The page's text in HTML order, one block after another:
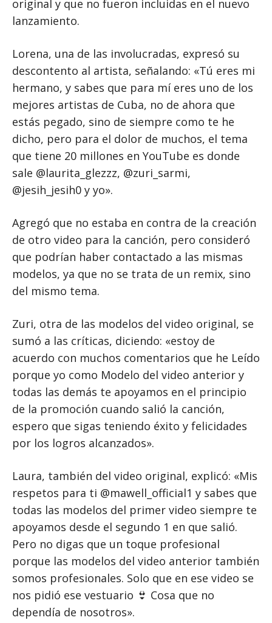
original y que no fueron incluidas en el nuevo
lanzamiento.
Lorena, una de las involucradas, expresó su
descontento al artista, señalando: «Tú eres mi
hermano, y sabes que para mí eres uno de los
mejores artistas de Cuba, no de ahora que
estás pegado, sino de siempre como te he
dicho, pero para el dolor de muchos, el tema
que tiene 20 millones en YouTube es donde
sale @laurita_glezzz, @zuri_sarmi,
@jesih_jesih0 y yo».
Agregó que no estaba en contra de la creación
de otro video para la canción, pero consideró
que podrían haber contactado a las mismas
modelos, ya que no se trata de un remix, sino
del mismo tema.
Zuri, otra de las modelos del video original, se
sumó a las críticas, diciendo: «estoy de
acuerdo con muchos comentarios que he Leído
porque yo como Modelo del video anterior y
todas las demás te apoyamos en el principio
de la promoción cuando salió la canción,
espero que sigas teniendo éxito y felicidades
por los logros alcanzados».
Laura, también del video original, explicó: «Mis
respetos para ti @mawell_official1 y sabes que
todas las modelos del primer video siempre te
apoyamos desde el segundo 1 en que salió.
Pero no digas que un toque profesional
porque las modelos del video anterior también
somos profesionales. Solo que en ese video se
nos pidió ese vestuario 👙 Cosa que no
dependía de nosotros».